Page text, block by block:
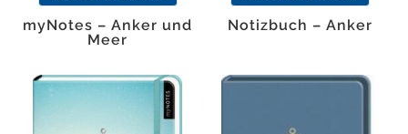
myNotes – Anker und
Meer
Notizbuch – Anker